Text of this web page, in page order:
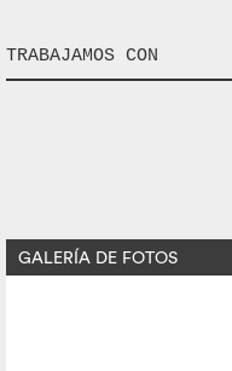
TRABAJAMOS CON
GALERÍA DE FOTOS